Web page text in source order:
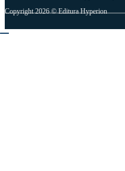
Copyright 2026 © Editura Hyperion